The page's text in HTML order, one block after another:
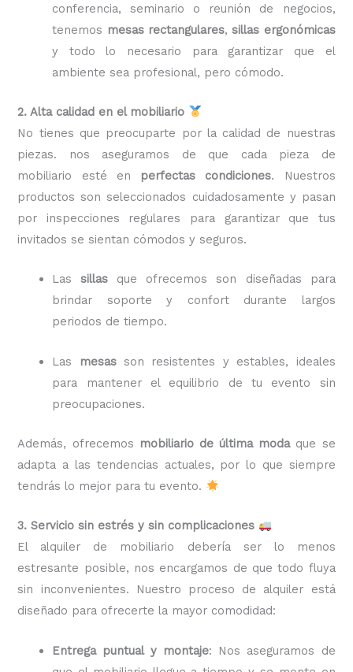
conferencia, seminario o reunión de negocios,
tenemos mesas rectangulares,sillas ergonómicas
y todo lo necesario para garantizar que el
ambiente sea profesional, pero cómodo.
2. Alta calidad en el mobiliario
No tienes que preocuparte por la calidad de nuestras
piezas. nos aseguramos de que cada pieza de
mobiliario esté en
perfectas condiciones. Nuestros
productos son seleccionados cuidadosamente y pasan
por inspecciones regulares para garantizar que tus
invitados se sientan cómodos y seguros.
Lassillas que ofrecemos son diseñadas para
brindar soporte y confort durante largos
periodos de tiempo.
Las mesasson resistentes y estables, ideales
para mantener el equilibrio de tu evento sin
preocupaciones.
Además, ofrecemos mobiliario de última modaque se
adapta a las tendencias actuales, por lo que siempre
tendrás lo mejor para tu evento.
3. Servicio sin estrés y sin complicaciones
El alquiler de mobiliario debería ser lo menos
estresante posible, nos encargamos de que todo fluya
sin inconvenientes. Nuestro proceso de alquiler está
diseñado para ofrecerte la mayor comodidad:
Entrega puntual y montaje: Nos aseguramos de